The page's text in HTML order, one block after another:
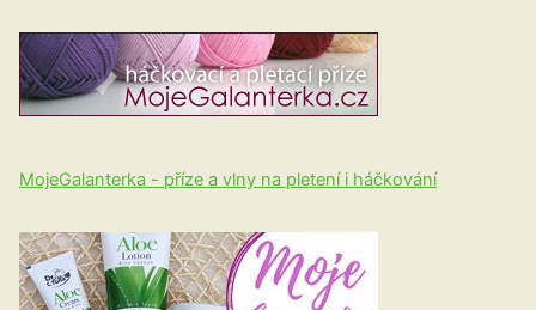
MojeGalanterka - příze a vlny na pletení i háčkování